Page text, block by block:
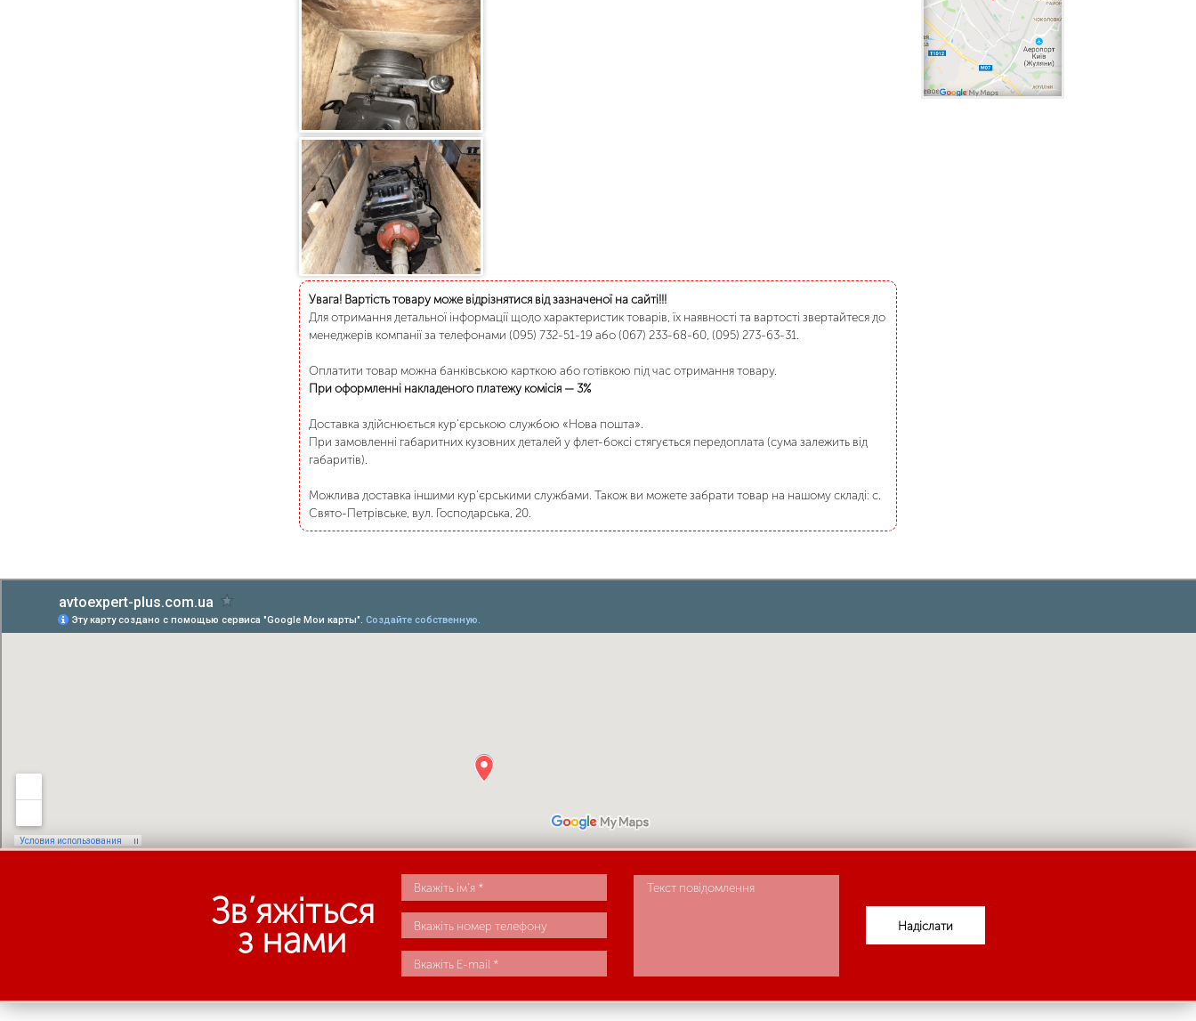
Увага! Вартість товару може відрізнятися від зазначеної на сайті!!!
Для отримання детальної інформації щодо характеристик товарів, їх наявності та вартості звертайтеся до
менеджерів компанії за телефонами (095) 732-51-19 або (067) 233-68-60, (095) 273-63-31.
Оплатити товар можна банківською карткою або готівкою під час отримання товару.
При оформленні накладеного платежу комісія — 3%
Доставка здійснюється кур’єрською службою «Нова пошта».
При замовленні габаритних кузовних деталей у флет-боксі стягується передоплата (сума залежить від
габаритів).
Можлива доставка іншими кур’єрськими службами. Також ви можете забрати товар на нашому складі: с.
Свято-Петрівське, вул. Господарська, 20.
Зв’яжіться
з нами Надіслати